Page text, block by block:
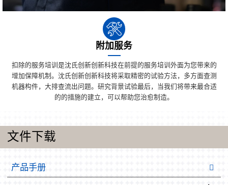
附加服务
扣除的服务培训是沈氏创新创新科技在前提的服务培训外面为您带来的
增加保障机制。沈氏创新创新科技将采取精密的试验方法，多方面查测
机器构件，大排查流出问题。研究背景试验最后，当我们将带来最合适
的的措施的建立，可以帮助您治愈制造。
文件下载
产品手册